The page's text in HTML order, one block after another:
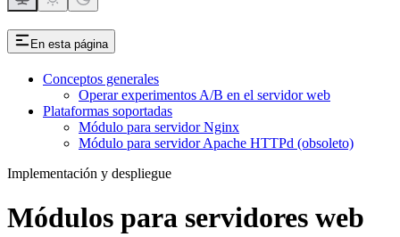
En esta página
Conceptos generales
Operar experimentos A/B en el servidor web
Plataformas soportadas
Módulo para servidor Nginx
Módulo para servidor Apache HTTPd (obsoleto)
Implementación y despliegue
Módulos para servidores web